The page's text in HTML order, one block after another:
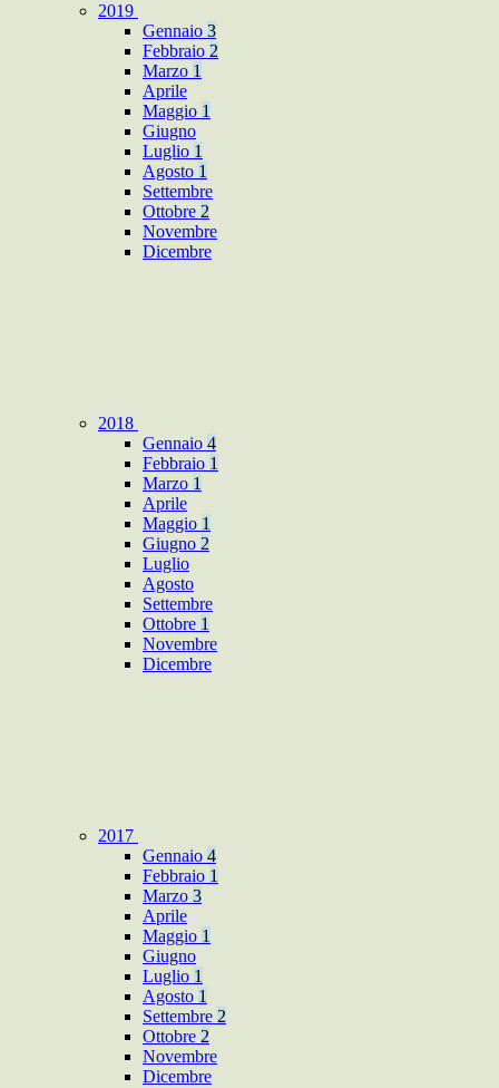
2019
Gennaio 3
Febbraio 2
Marzo 1
Aprile
Maggio 1
Giugno
Luglio 1
Agosto 1
Settembre
Ottobre 2
Novembre
Dicembre
2018
Gennaio 4
Febbraio 1
Marzo 1
Aprile
Maggio 1
Giugno 2
Luglio
Agosto
Settembre
Ottobre 1
Novembre
Dicembre
2017
Gennaio 4
Febbraio 1
Marzo 3
Aprile
Maggio 1
Giugno
Luglio 1
Agosto 1
Settembre 2
Ottobre 2
Novembre
Dicembre